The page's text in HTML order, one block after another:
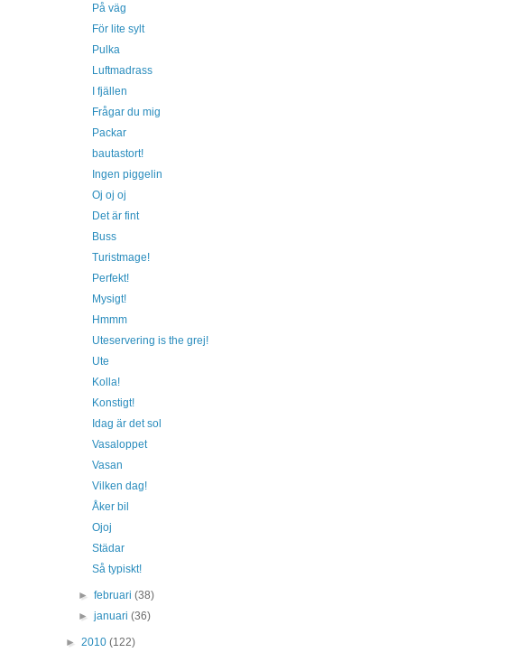
På väg
För lite sylt
Pulka
Luftmadrass
I fjällen
Frågar du mig
Packar
bautastort!
Ingen piggelin
Oj oj oj
Det är fint
Buss
Turistmage!
Perfekt!
Mysigt!
Hmmm
Uteservering is the grej!
Ute
Kolla!
Konstigt!
Idag är det sol
Vasaloppet
Vasan
Vilken dag!
Åker bil
Ojoj
Städar
Så typiskt!
►februari(38)
►januari(36)
► 2010 (122)